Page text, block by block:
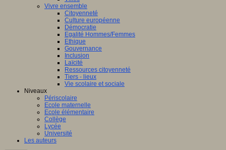
Vivre ensemble
Citoyenneté
Culture européenne
Démocratie
Egalité Hommes/Femmes
Ethique
Gouvernance
Inclusion
Laïcité
Ressources citoyenneté
Tiers - lieux
Vie scolaire et sociale
Niveaux
Périscolaire
Ecole maternelle
Ecole élémentaire
Collège
Lycée
Université
Les auteurs